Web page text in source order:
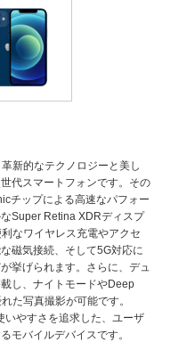
新的なテクノロジーと美し
代スマートフォンです。その
チップによる高速なパフォー
Super Retina XDRディスプ
なワイヤレス充電やアクセ
磁気接続、そして5G対応に
挙げられます。さらに、デュ
し、ナイトモードやDeep
た写真撮影が可能です。
いやすさを追求した、ユーザ
モバイルデバイスです。